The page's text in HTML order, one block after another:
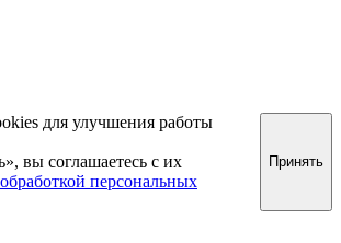
для улучшения работы
вы соглашаетесь с их
обработкой персональных
Принять